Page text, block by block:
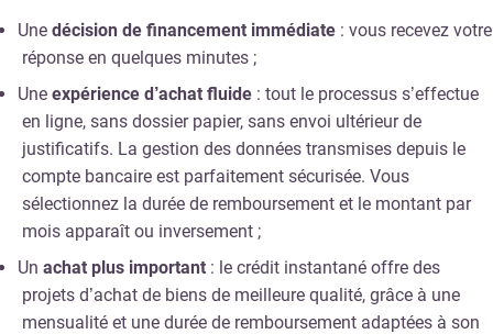
Une décision de financement immédiate : vous recevez votre
réponse en quelques minutes ;
Une expérience d’achat fluide : tout le processus s’effectue
en ligne, sans dossier papier, sans envoi ultérieur de
justificatifs. La gestion des données transmises depuis le
compte bancaire est parfaitement sécurisée. Vous
sélectionnez la durée de remboursement et le montant par
mois apparaît ou inversement ;
Un achat plus important : le crédit instantané offre des
projets d’achat de biens de meilleure qualité, grâce à une
mensualité et une durée de remboursement adaptées à son